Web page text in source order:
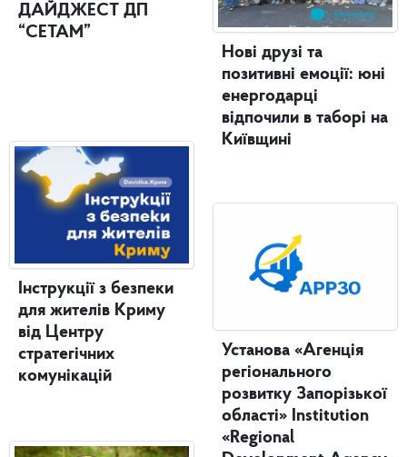
ДАЙДЖЕСТ ДП
“СЕТАМ”
Інструкції з безпеки
для жителів Криму
від Центру
стратегічних
комунікацій
Нові друзі та
позитивні емоції: юні
енергодарці
відпочили в таборі на
Київщині
Установа «Агенція
регіонального
розвитку Запорізької
області» Institution
«Regional